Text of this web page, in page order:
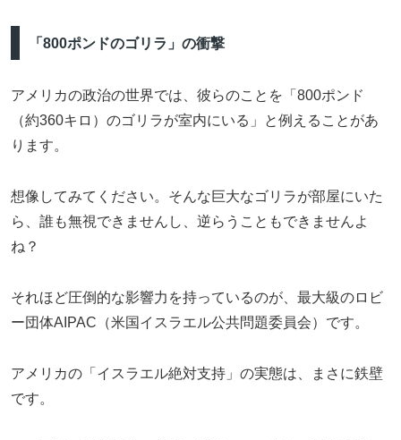
「800ポンドのゴリラ」の衝撃
アメリカの政治の世界では、彼らのことを「800ポンド
（約360キロ）のゴリラが室内にいる」と例えることがあ
ります。
想像してみてください。そんな巨大なゴリラが部屋にいた
ら、誰も無視できませんし、逆らうこともできませんよ
ね？
それほど圧倒的な影響力を持っているのが、最大級のロビ
ー団体AIPAC（米国イスラエル公共問題委員会）です。
アメリカの「イスラエル絶対支持」の実態は、まさに鉄壁
です。